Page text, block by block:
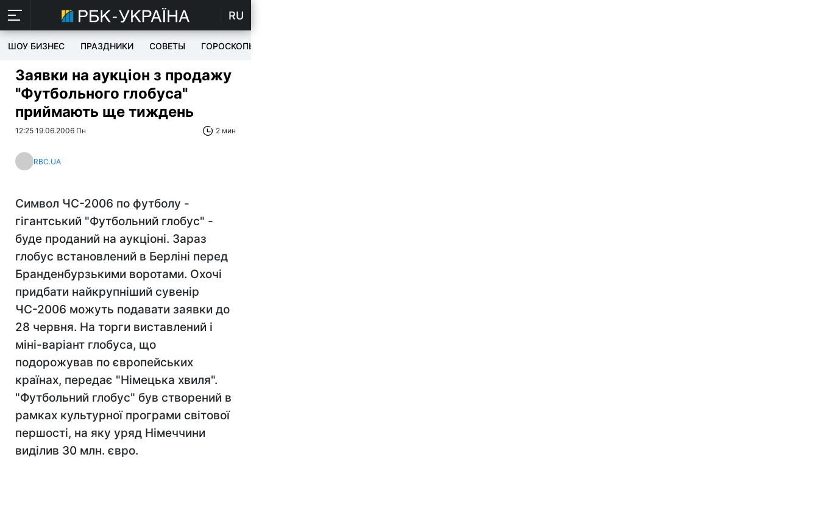
RU
ШОУ БИЗНЕС ПРАЗДНИКИ СОВЕТЫ ГОРОСКОПЫ
Заявки на аукціон з продажу
"Футбольного глобуса"
приймають ще тиждень
12:25 19.06.2006 Пн 2 мин
RBC.UA
Символ ЧС-2006 по футболу -
гігантський "Футбольний глобус" -
буде проданий на аукціоні. Зараз
глобус встановлений в Берліні перед
Бранденбурзькими воротами. Охочі
придбати найкрупніший сувенір
ЧС-2006 можуть подавати заявки до
28 червня. На торги виставлений і
міні-варіант глобуса, що
подорожував по європейських
країнах, передає "Німецька хвиля".
"Футбольний глобус" був створений в
рамках культурної програми світової
першості, на яку уряд Німеччини
виділив 30 млн. євро.